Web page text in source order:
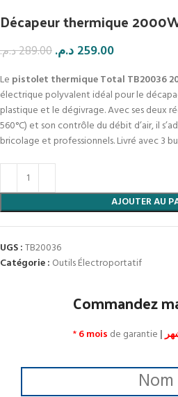
Décapeur thermique
289.00د.م. 259.00 د.م.
Le pistolet thermique Total TB20036
électrique polyvalent idéal pour le
plastique et le dégivrage. Avec ses deux
560°C) et son contrôle du débit d’air, il
bricolage et professionnels. Livré avec 3
AJOUTER AU
UGS :TB20036
Catégorie : Outils Électroportatif
Commandez
*6 mois de garantie |